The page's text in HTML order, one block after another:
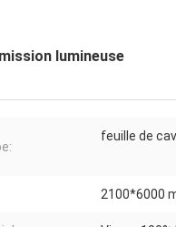
lumineuse
feuille de
2100*6000